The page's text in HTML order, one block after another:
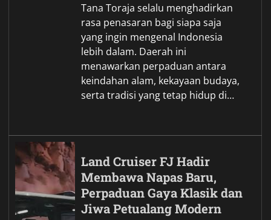
Tana Toraja selalu menghadirkan
rasa penasaran bagi siapa saja
yang ingin mengenal Indonesia
lebih dalam. Daerah ini
menawarkan perpaduan antara
keindahan alam, kekayaan budaya,
serta tradisi yang tetap hidup di…
Land Cruiser FJ Hadir
Membawa Napas Baru,
Perpaduan Gaya Klasik dan
Jiwa Petualang Modern